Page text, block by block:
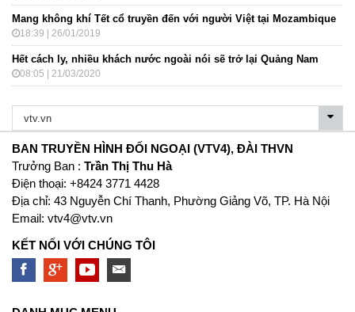
Mang không khí Tết cổ truyền đến với người Việt tại Mozambique
18:39 | 26/01/2019
Hết cách ly, nhiều khách nước ngoài nói sẽ trở lại Quảng Nam
08:05 | 21/03/2020
BAN TRUYỀN HÌNH ĐỐI NGOẠI (VTV4), ĐÀI THVN
Trưởng Ban : Trần Thị Thu Hà
Ðiện thoại: +8424 3771 4428
Địa chỉ: 43 Nguyễn Chí Thanh, Phường Giảng Võ, TP. Hà Nội
Email: vtv4@vtv.vn
KẾT NỐI VỚI CHÚNG TÔI